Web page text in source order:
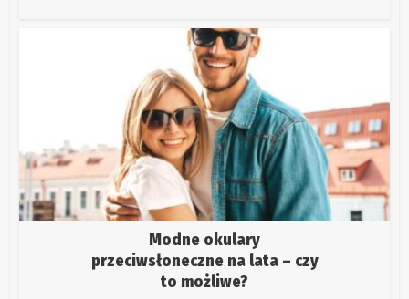
Modne okulary
przeciwsłoneczne na lata – czy
to możliwe?